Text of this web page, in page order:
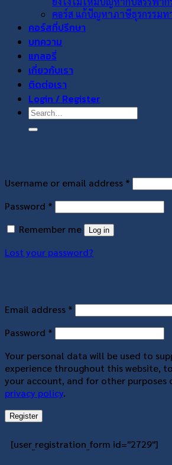
คอร์ส แก้ปัญหาภาษีธุรกรรมท
คอร์สที่ปรึกษา
บทความ
แกลอรี่
เกี่ยวกับเรา
ติดต่อเรา
Login / Register
Username or email address *
Password *
Remember me
Log in
Lost your password?
Email address *
Password *
Your personal data will be used to
experience throughout this website,
your account, and for other purposes
privacy policy.
Register
[user_registration_form id="2729"]